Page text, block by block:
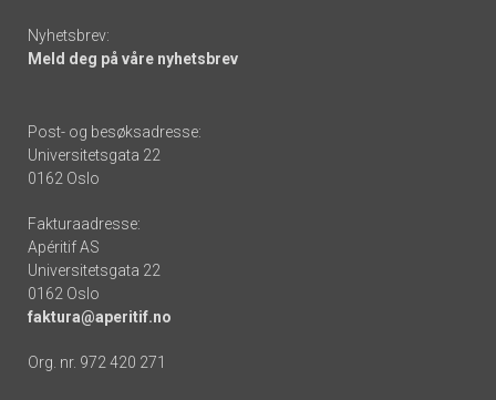
Nyhetsbrev:
Meld deg på våre nyhetsbrev
Post- og besøksadresse:
Universitetsgata 22
0162 Oslo
Fakturaadresse:
Apéritif AS
Universitetsgata 22
0162 Oslo
faktura@aperitif.no
Org. nr. 972 420 271